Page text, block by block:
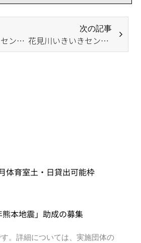
花見川いきいきセンター 再開のお知らせ
次の記事
花見川いきいきセンター 電話連絡 復旧について
体育室土・日貸出可能枠
熊本地震」助成の募集
。詳細については、実施団体の